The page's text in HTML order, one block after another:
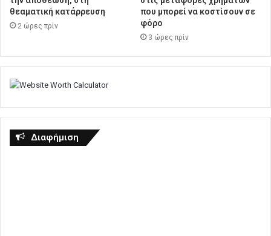
θεαματική κατάρρευση
2 ώρες πρίν
που μπορεί να κοστίσουν σε
φόρο
3 ώρες πρίν
Διαφήμιση